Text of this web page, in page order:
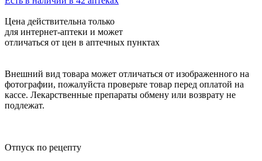
Цена действительна только
для интернет-аптеки и может
отличаться от цен в аптечных пунктах
Внешний вид товара может отличаться от изображенного на
фотографии, пожалуйста проверьте товар перед оплатой на
кассе. Лекарственные препараты обмену или возврату не
подлежат.
Отпуск по рецепту